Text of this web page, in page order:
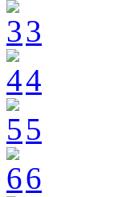
3
4
5
6